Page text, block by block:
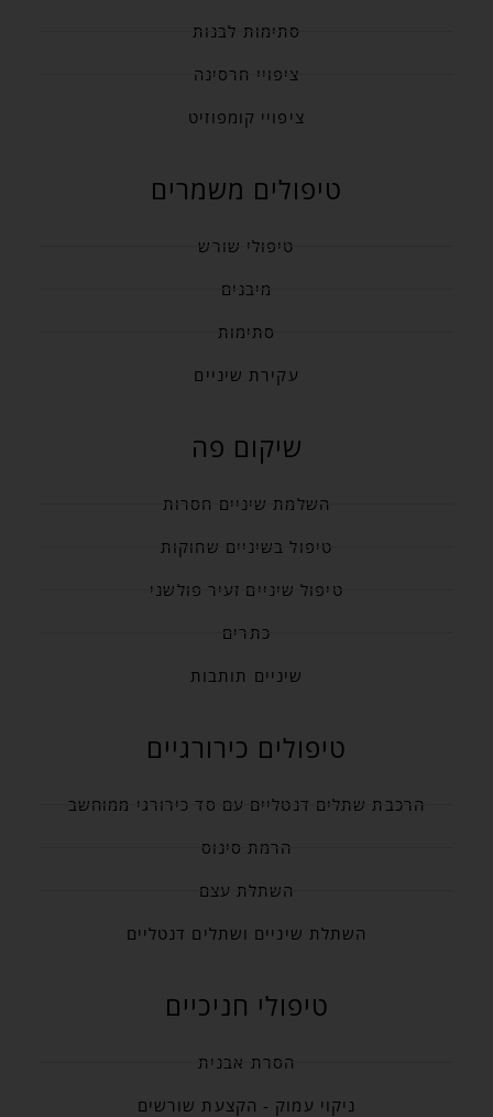
סתימות לבנות
ציפויי חרסינה
ציפויי קומפוזיט
טיפולים משמרים
טיפולי שורש
מיבנים
סתימות
עקירת שיניים
שיקום פה
השלמת שיניים חסרות
טיפול בשיניים שחוקות
טיפול שיניים זעיר פולשני
כתרים
שיניים תותבות
טיפולים כירורגיים
הרכבת שתלים דנטליים עם סד כירורגי ממוחשב
הרמת סינוס
השתלת עצם
השתלת שיניים ושתלים דנטליים
טיפולי חניכיים
הסרת אבנית
ניקוי עמוק - הקצעת שורשים